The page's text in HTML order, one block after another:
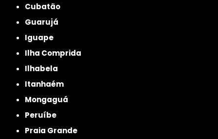
Cubatão
Guarujá
Iguape
Ilha Comprida
Ilhabela
Itanhaém
Mongaguá
Peruíbe
Praia Grande